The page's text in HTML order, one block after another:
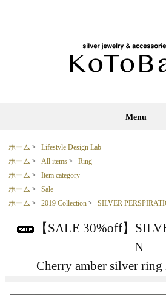
Menu
ホーム >
Lifestyle Design Lab
ホーム > All items >
Ring
ホーム >
Item category
ホーム >
Sale
ホーム > 2019 Collection > SILVER
【SALE 30%off】
N
Cherry amber silver